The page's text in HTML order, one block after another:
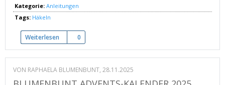
Kategorie: Anleitungen
Tags: Häkeln
Weiterlesen über Niedliche Engelchen mit Blüten im Haar
0
VON RAPHAELA BLUMENBUNT, 28.11.2025